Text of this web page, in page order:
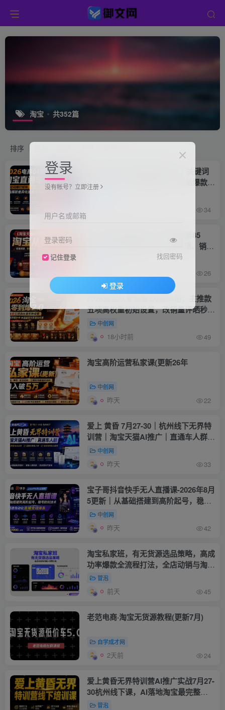
淘宝 共352篇
排序
2026电商04期淘宝直通车课｜关键词
爆打矩阵，多计划低出价，新品爆款差
异化投放实操教学
34
《淘宝天猫打爆班》原创技术第85
期，淘宝从0到爆2.0，权重搭建、销量
破零、多维组合玩法、全周期起量投产
26
2026淘宝从零到爆2.0第85期；主推款
五项高权重初始设置，改销量评晒秒单
快速破零积累基础权重
中创网
18小时前 49
淘宝高阶运营私家课(更新26年
中创网
昨天 22
爱上 黄昏 7月27-30｜杭州线下无界特
训营｜淘宝天猫AI推广｜直通车人群｜
全套PPT SOP思维导图资料包
中创网
昨天 33
宝子哥抖音快手无人直播课-2026年8月
5更新｜从基础搭建到高阶起号，稳号
防封技术，搭建自动化直播变现体系
中创网
昨天 42
淘宝私家班，有无货源选品策略，高成
功率爆款全流程打法，全店动销与淘短
+付费引流(更新2026年08月05日)
冒泡
前天 45
老范电商·淘宝无货源教程(更新7月)
自学成才网
2天前 24
爱上黄昏无界特训营AI推广实战7月27-
30杭州线下课，AI落地淘宝最完整的
课程，学天猫淘宝的老板必看
冒泡
登录
没有帐号？立即注册
用户名或邮箱
登录密码
记住登录 找回密码
登录